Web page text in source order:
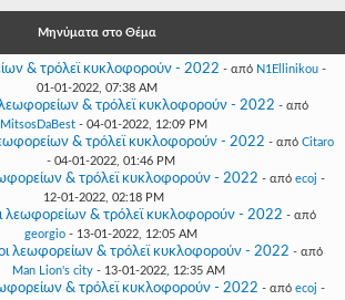
Μηνύματα στο Θέμα
& τρόλεϊ κυκλοφορούν - 2022 - από N1Ellinikou-
01-01-2022, 07:38 AM
λεωφορείων & τρόλεϊ κυκλοφορούν - 2022 - από
MitsosDaBest - 04-01-2022, 12:09 PM
& τρόλεϊ κυκλοφορούν - 2022 - από Citaro
- 04-01-2022, 01:46 PM
& τρόλεϊ κυκλοφορούν - 2022 - από ecoj -
12-01-2022, 02:18 PM
λεωφορείων & τρόλεϊ κυκλοφορούν - 2022 - από
georgio - 13-01-2022, 12:05 AM
λεωφορείων & τρόλεϊ κυκλοφορούν - 2022 - από
Man Lion's city- 13-01-2022, 12:35 AM
& τρόλεϊ κυκλοφορούν - 2022 - από ecoj -